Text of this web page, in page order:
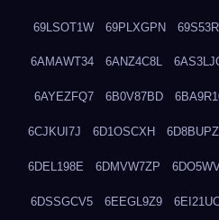
69LSOT1W 69PLXGPN
6AMAWT34 6ANZ4C8L
6AYEZFQ7 6B0V87BD
6CJKUI7J 6D1OSCXH
6DEL198E 6DMVW7ZP
6DSSGCV5 6EEGL9Z9